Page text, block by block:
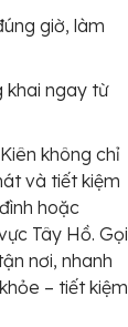
giờ, làm
khai ngay từ
không chỉ
và tiết kiệm
hoặc
Tây Hồ. Gọi
nơi, nhanh
– tiết kiệm